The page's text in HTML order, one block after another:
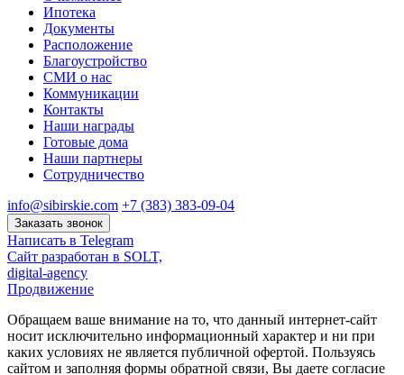
Ипотека
Документы
Расположение
Благоустройство
СМИ о нас
Коммуникации
Контакты
Наши награды
Готовые дома
Наши партнеры
Сотрудничество
info@sibirskie.com +7 (383) 383-09-04
Заказать звонок
Написать в Telegram
Сайт разработан в SOLT,
digital-agency
Продвижение
Обращаем ваше внимание на то, что данный интернет-сайт
носит исключительно информационный характер и ни при
каких условиях не является публичной офертой. Пользуясь
сайтом и заполняя формы обратной связи, Вы даете согласие